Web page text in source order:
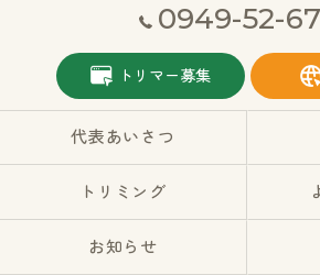
0949-52-
トリマー募集
代表あいさつ
トリミング
お知らせ